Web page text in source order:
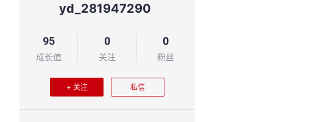
yd_281947290
95
成长值
0
关注
0
粉丝
+ 关注 私信